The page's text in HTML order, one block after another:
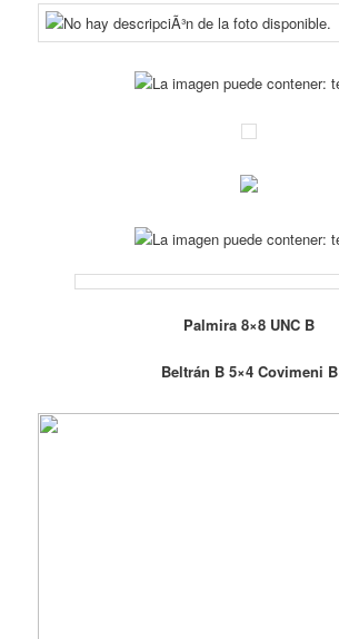
Palmira 8×8 UNC B
Beltrán B 5×4 Covimeni B